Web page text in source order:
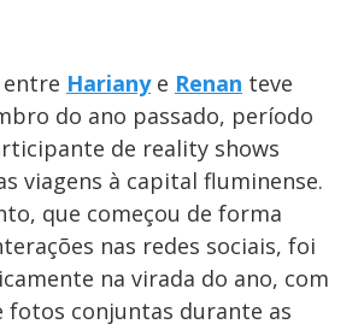
Harianye Renan teve
do ano passado, período
de reality shows
viagens à capital fluminense.
que começou de forma
nas redes sociais, foi
na virada do ano, com
fotos conjuntas durante as